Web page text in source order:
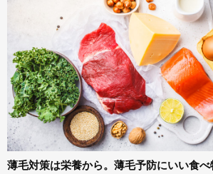
薄毛対策は栄養から。薄毛予防にいい食